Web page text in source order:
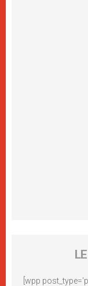
[wpp